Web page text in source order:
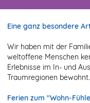
Eine ganz besondere
Wir haben mit der
weltoffene Menschen
Erlebnisse im In- und
Traumregionen
Ferien zum "Wohn-